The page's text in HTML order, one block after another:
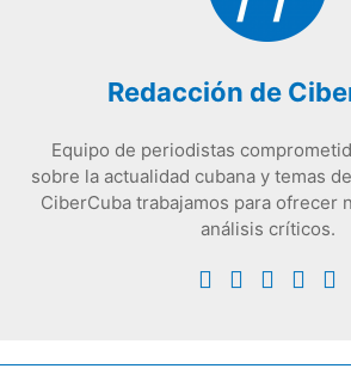
Redacción de
Equipo de periodistas
sobre la actualidad cubana y temas
CiberCuba trabajamos para ofrecer
análisis críticos.